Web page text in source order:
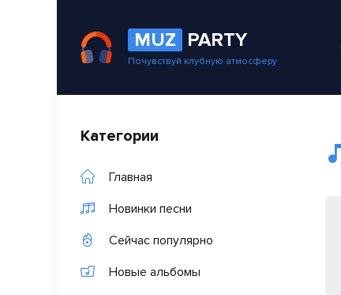
MUZ PARTY
Почувствуй клубную атмосферу
Категории
Главная
Новинки песни
Сейчас популярно
Новые альбомы